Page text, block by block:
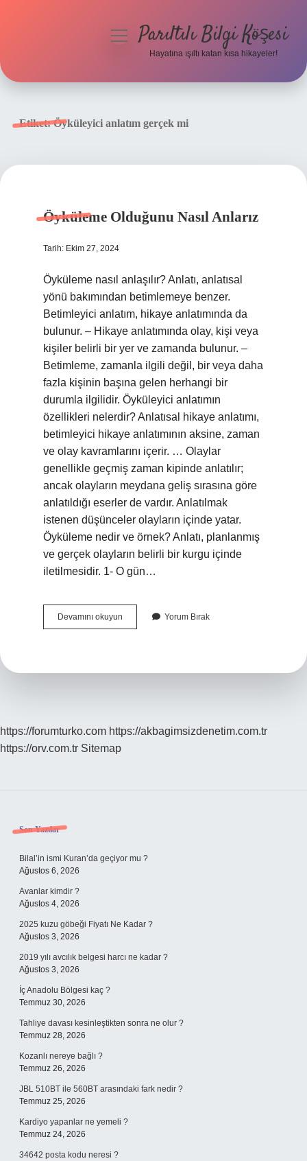
menüyüParıltılı Bilgi Köşesi
Hayatına ışıltı katan kısa hikayeler!
Etiket:Öyküleyici anlatım gerçek mi
Öyküleme Olduğunu Nasıl Anlarız
Tarih: Ekim 27, 2024
Öyküleme nasıl anlaşılır? Anlatı, anlatısal
yönü bakımından betimlemeye benzer.
Betimleyici anlatım, hikaye anlatımında da
bulunur. – Hikaye anlatımında olay, kişi veya
kişiler belirli bir yer ve zamanda bulunur. –
Betimleme, zamanla ilgili değil, bir veya daha
fazla kişinin başına gelen herhangi bir
durumla ilgilidir. Öyküleyici anlatımın
özellikleri nelerdir? Anlatısal hikaye anlatımı,
betimleyici hikaye anlatımının aksine, zaman
ve olay kavramlarını içerir. … Olaylar
genellikle geçmiş zaman kipinde anlatılır;
ancak olayların meydana geliş sırasına göre
anlatıldığı eserler de vardır. Anlatılmak
istenen düşünceler olayların içinde yatar.
Öyküleme nedir ve örnek? Anlatı, planlanmış
ve gerçek olayların belirli bir kurgu içinde
iletilmesidir. 1- O gün…
Devamını okuyun Öyküleme
Olduğunu
Yorum Bırak
https://forumturko.com https://akbagimsizdenetim.com.tr
https://orv.com.tr Sitemap
Sidebar
Son Yazılar
Bilal’in ismi Kuran’da geçiyor mu ?
Ağustos 6, 2026
Avanlar kimdir ?
Ağustos 4, 2026
2025 kuzu göbeği Fiyatı Ne Kadar ?
Ağustos 3, 2026
2019 yılı avcılık belgesi harcı ne kadar ?
Ağustos 3, 2026
İç Anadolu Bölgesi kaç ?
Temmuz 30, 2026
Tahliye davası kesinleştikten sonra ne olur ?
Temmuz 28, 2026
Kozanlı nereye bağlı ?
Temmuz 26, 2026
JBL 510BT ile 560BT arasındaki fark nedir ?
Temmuz 25, 2026
Kardiyo yapanlar ne yemeli ?
Temmuz 24, 2026
34642 posta kodu neresi ?